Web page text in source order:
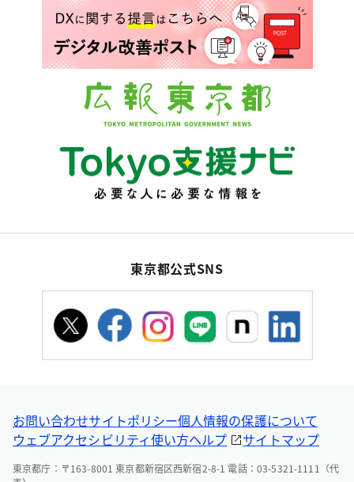
東京都公式SNS
お問い合わせサイトポリシー個人情報の保護について
ウェブアクセシビリティ使い方ヘルプ サイトマップ
東京都庁：〒163-8001 東京都新宿区西新宿2-8-1 電話：03-5321-1111（代